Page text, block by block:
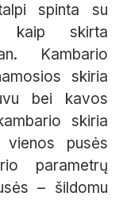
spinta su
kaip skirta
Kambario
skiria
bei kavos
skiria
pusės
parametrų
– šildomu